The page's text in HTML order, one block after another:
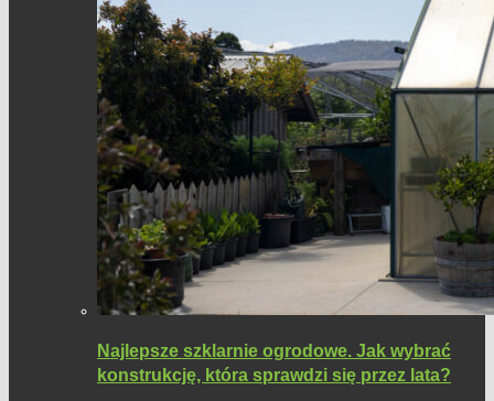
Najlepsze szklarnie ogrodowe. Jak wybrać
konstrukcję, która sprawdzi się przez lata?